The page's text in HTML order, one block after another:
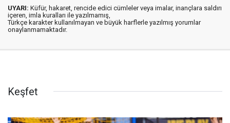
UYARI: Küfür, hakaret, rencide edici cümleler veya imalar, inançlara saldırı
içeren, imla kuralları ile yazılmamış,
Türkçe karakter kullanılmayan ve büyük harflerle yazılmış yorumlar
onaylanmamaktadır.
Keşfet